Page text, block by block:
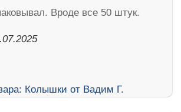
Вроде все 50 штук.